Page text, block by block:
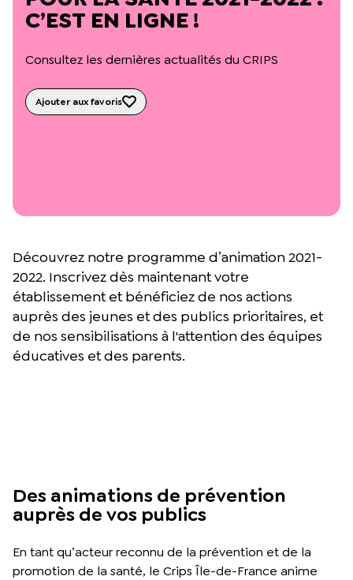
Notre documentation
Ressources pour les parents
Podcast 🎙️
L’équipe du Crips
C’EST EN LIGNE !
Consultez les dernières actualités du CRIPS
Ajouter aux favoris
Découvrez notre programme d’animation 2021-
2022. Inscrivez dès maintenant votre
établissement et bénéficiez de nos actions
auprès des jeunes et des publics prioritaires, et
de nos sensibilisations à l'attention des équipes
éducatives et des parents.
Des animations de prévention
auprès de vos publics
En tant qu’acteur reconnu de la prévention et de la
promotion de la santé, le Crips Île-de-France anime